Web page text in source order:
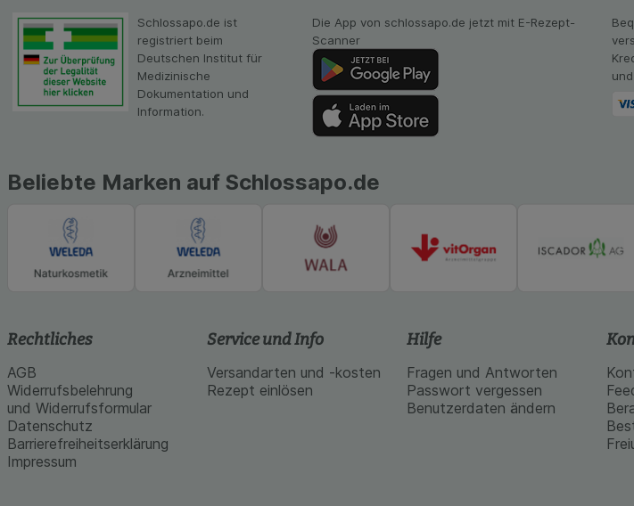
Statistik & Tracking:
Hierüber lassen sich
unserer Website sammeln, mit deren Hilfe wir unsere
Inhalt auf unserer Website aber auch die Werbung
gestalten. Bitte beachten Sie, dass Daten hierfür
Medien übertragen werden.
Schlossapo.de ist
registriert beim
Deutschen Institut für
Medizinische
Dokumentation und
Information.
Die App von schlossapo.de jetzt mit E-Rezept-
Scanner
Beliebte Marken auf Schlossapo.de
Rechtliches
AGB
Widerrufsbelehrung
und Widerrufsformular
Datenschutz
Barrierefreiheitserklärung
Impressum
Service und Info
Versandarten und -kosten
Rezept einlösen
Hilfe
Fragen und Antworten
Passwort vergessen
Benutzerdaten ändern